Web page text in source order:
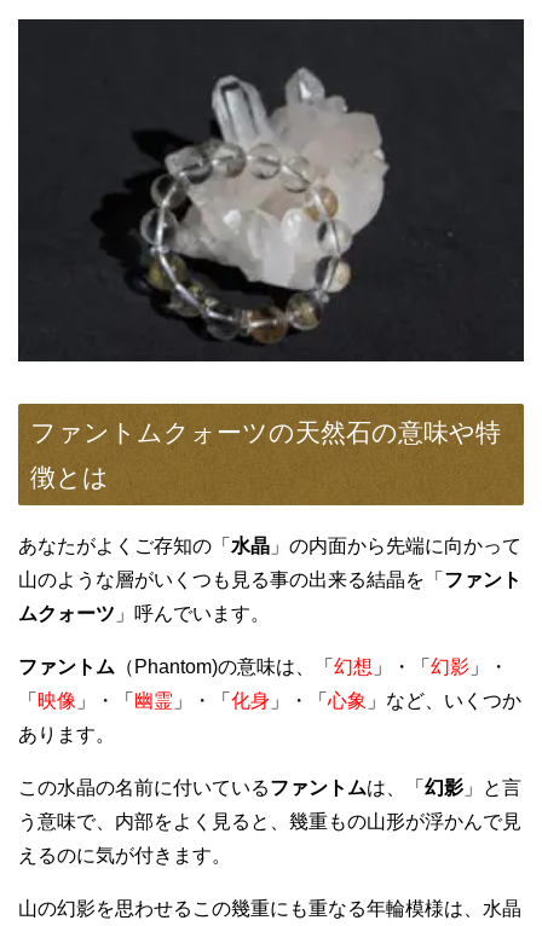
ファントムクォーツの天然石の意味や特
徴とは
あなたがよくご存知の「 水晶 」の内面から先端に向かって
山のような層がいくつも見る事の出来る結晶を「 ファント
ムクォーツ 」呼んでいます。
ファントム （Phantom)の意味は、「 幻想 」・「 幻影 」・
「 映像 」・「 幽霊 」・「 化身 」・「 心象 」など、いくつか
あります。
この水晶の名前に付いているファントムは、「 幻影 」と言
う意味で、内部をよく見ると、幾重もの山形が浮かんで見
えるのに気が付きます。
山の幻影を思わせるこの幾重にも重なる年輪模様は、水晶